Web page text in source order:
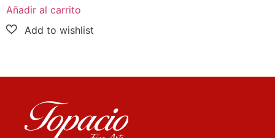
Añadir al carrito